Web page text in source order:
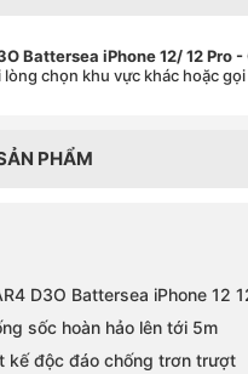
Battersea iPhone 12/ 12 Pro
lòng chọn khu vực khác hoặc
PHẨM
D3O Battersea iPhone 12
sốc hoàn hảo lên tới 5m
kế độc đáo chống trơn trượt